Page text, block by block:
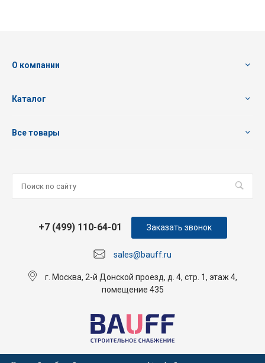
О компании
Каталог
Все товары
sales@bauff.ru
+7 (499) 110-64-01
г. Москва, 2-й Донской проезд, д. 4, стр. 1, этаж 4,
помещение 435
Заказать звонок